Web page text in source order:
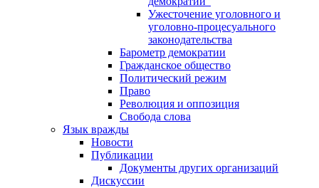
Ужесточение уголовного и
уголовно-процесуального
законодательства
Барометр демократии
Гражданское общество
Политический режим
Право
Революция и оппозиция
Свобода слова
Язык вражды
Новости
Публикации
Документы других организаций
Дискуссии